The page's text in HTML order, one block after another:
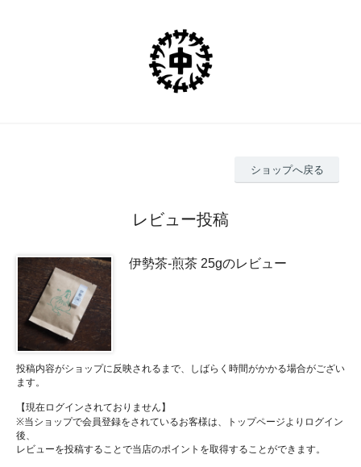
ショップへ戻る
レビュー投稿
伊勢茶-煎茶 25gのレビュー
投稿内容がショップに反映されるまで、しばらく時間がかかる場合がござい
ます。
【現在ログインされておりません】
※当ショップで会員登録をされているお客様は、トップページよりログイン
後、
レビューを投稿することで当店のポイントを取得することができます。